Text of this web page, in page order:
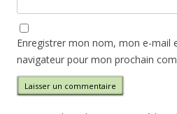
Enregistrer mon nom, mon e-mail
navigateur pour mon prochain